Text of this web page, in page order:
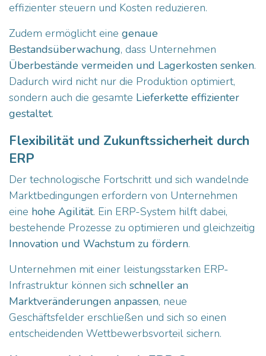
effizienter steuern und Kosten reduzieren.
Zudem ermöglicht eine genaue
Bestandsüberwachung, dass Unternehmen
Überbestände vermeiden und Lagerkosten senken.
Dadurch wird nicht nur die Produktion optimiert,
sondern auch die gesamte Lieferkette effizienter
gestaltet.
Flexibilität und Zukunftssicherheit durch
ERP
Der technologische Fortschritt und sich wandelnde
Marktbedingungen erfordern von Unternehmen
eine hohe Agilität. Ein ERP-System hilft dabei,
bestehende Prozesse zu optimieren und gleichzeitig
Innovation und Wachstum zu fördern.
Unternehmen mit einer leistungsstarken ERP-
Infrastruktur können sich schneller an
Marktveränderungen anpassen, neue
Geschäftsfelder erschließen und sich so einen
entscheidenden Wettbewerbsvorteil sichern.